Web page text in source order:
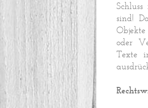
sind!
oder
Texte